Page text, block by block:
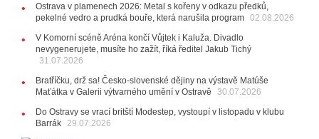
10:02
Kapela Midnight v Rádiu Ostravan: Od minulého
roku jsme upgradovali naši show
21.07.2026
20:09
Frýdku-Místku
14:01
Hostem živého vysílání Rádia Ostravan bude
herec Dušan Urban
Ostrava v plamenech 2026: Metal s kořeny v odkazu předků,
pekelné vedro a prudká bouře, která narušila program 02.08.2026
V Komorní scéně Aréna končí Vůjtek i Kaluža. Divadlo
nevygenerujete, musíte ho zažít, říká ředitel Jakub Tichý
31.07.2026
Bratříčku, drž sa! Česko-slovenské dějiny na výstavě Matúše
Maťátka v Galerii výtvarného umění v Ostravě
30.07.2026
Do Ostravy se vrací britští Modestep, vystoupí v listopadu v klubu
Barrák
29.07.2026